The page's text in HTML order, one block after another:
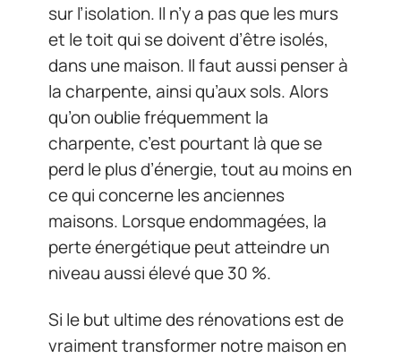
sur l’isolation. Il n’y a pas que les murs
et le toit qui se doivent d’être isolés,
dans une maison. Il faut aussi penser à
la charpente, ainsi qu’aux sols. Alors
qu’on oublie fréquemment la
charpente, c’est pourtant là que se
perd le plus d’énergie, tout au moins en
ce qui concerne les anciennes
maisons. Lorsque endommagées, la
perte énergétique peut atteindre un
niveau aussi élevé que 30 %.
Si le but ultime des rénovations est de
vraiment transformer notre maison en